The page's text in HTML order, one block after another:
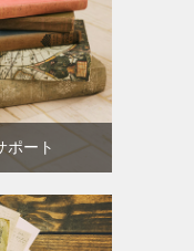
ポート